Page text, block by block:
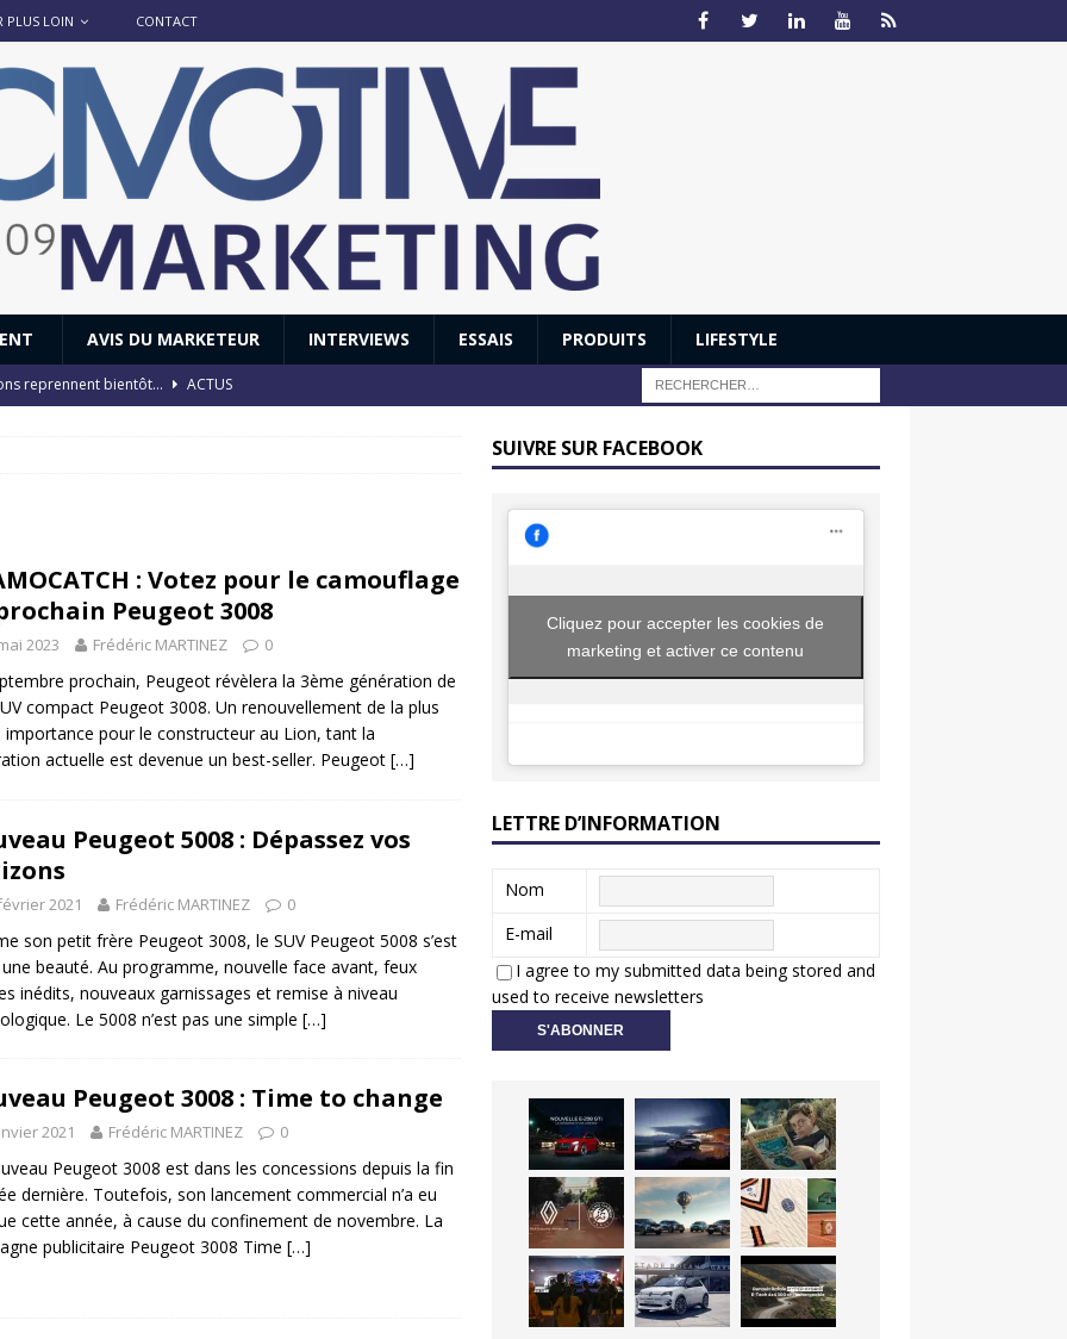
PLUS LOIN CONTACT
AVIS DU MARKETEUR INTERVIEWS ESSAIS PRODUITS LIFESTYLE
reprennent bientôt…
ACTUS
: Honda dévoile un spot publicitaire… confiné! ACTUS
: Votez pour le camouflage
Peugeot 3008
2023 Frédéric MARTINEZ 0
prochain, Peugeot révèlera la 3ème génération de
compact Peugeot 3008. Un renouvellement de la plus
importance pour le constructeur au Lion, tant la
actuelle est devenue un best-seller. Peugeot […]
Peugeot 5008 : Dépassez vos
2021 Frédéric MARTINEZ 0
son petit frère Peugeot 3008, le SUV Peugeot 5008 s’est
beauté. Au programme, nouvelle face avant, feux
inédits, nouveaux garnissages et remise à niveau
Le 5008 n’est pas une simple […]
Peugeot 3008 : Time to change
2021 Frédéric MARTINEZ 0
Peugeot 3008 est dans les concessions depuis la fin
dernière. Toutefois, son lancement commercial n’a eu
cette année, à cause du confinement de novembre. La
publicitaire Peugeot 3008 Time […]
SUIVRE SUR FACEBOOK
Cliquez pour accepter les cookies de
marketing et activer ce contenu
LETTRE D’INFORMATION
Nom
E-mail
I agree to my submitted data being stored and
used to receive newsletters